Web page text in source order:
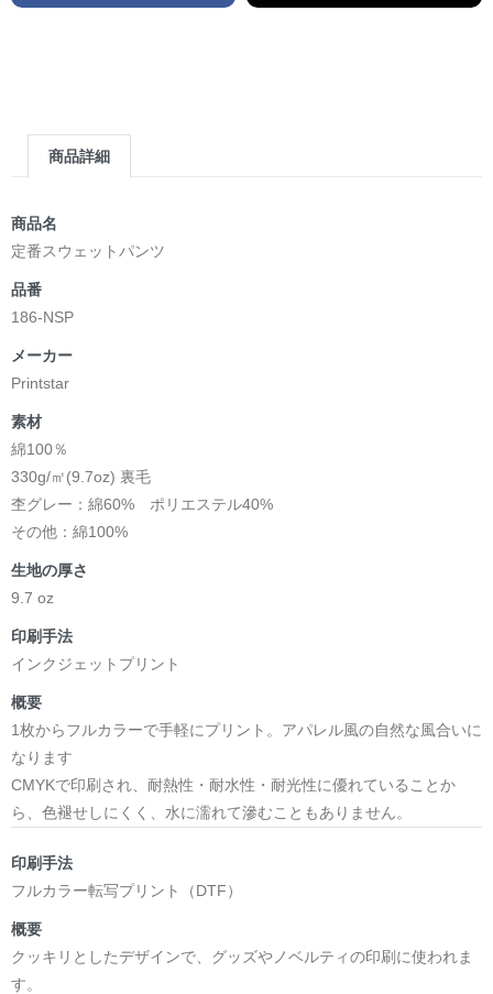
商品詳細
商品名
定番スウェットパンツ
品番
186-NSP
メーカー
Printstar
素材
綿100％
330g/㎡(9.7oz) 裏毛
杢グレー：綿60% ポリエステル40%
その他：綿100%
生地の厚さ
9.7 oz
印刷手法
インクジェットプリント
概要
1枚からフルカラーで手軽にプリント。アパレル風の自然な風合いに
なります
CMYKで印刷され、耐熱性・耐水性・耐光性に優れていることか
ら、色褪せしにくく、水に濡れて滲むこともありません。
印刷手法
フルカラー転写プリント（DTF）
概要
クッキリとしたデザインで、グッズやノベルティの印刷に使われま
す。